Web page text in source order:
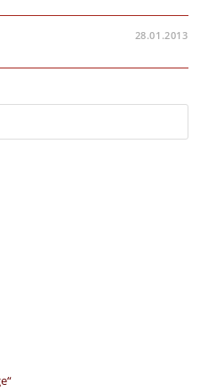
28.01.2013